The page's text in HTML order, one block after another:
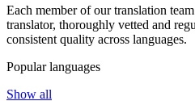
Each member of our translation
translator, thoroughly vetted and
consistent quality across languages.
Popular languages
Show all